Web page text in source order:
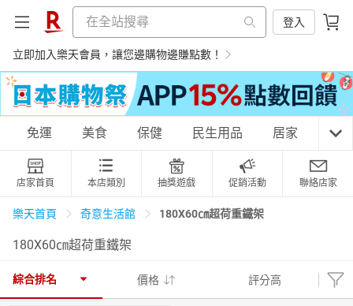
登入
立即加入樂天會員，讓您邊購物邊賺點數！
購物網分類
天天免運 美食蛋糕 養生保健
居家生活 3C家電 親子玩具
免運 美食 保健 民生用品 居家 3C
店家首頁 本店類別 抽獎遊戲 促銷活動 聯絡店家
樂天首頁 奇意生活館 180X60㎝超荷重鐵架
180X60㎝超荷重鐵架
綜合排名 價格 評分高